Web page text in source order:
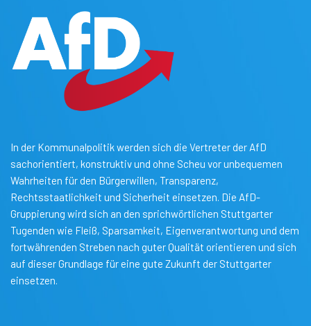
In der Kommunalpolitik werden sich die Vertreter der AfD
sachorientiert, konstruktiv und ohne Scheu vor unbequemen
Wahrheiten für den Bürgerwillen, Transparenz,
Rechtsstaatlichkeit und Sicherheit einsetzen. Die AfD-
Gruppierung wird sich an den sprichwörtlichen Stuttgarter
Tugenden wie Fleiß, Sparsamkeit, Eigenverantwortung und dem
fortwährenden Streben nach guter Qualität orientieren und sich
auf dieser Grundlage für eine gute Zukunft der Stuttgarter
einsetzen.